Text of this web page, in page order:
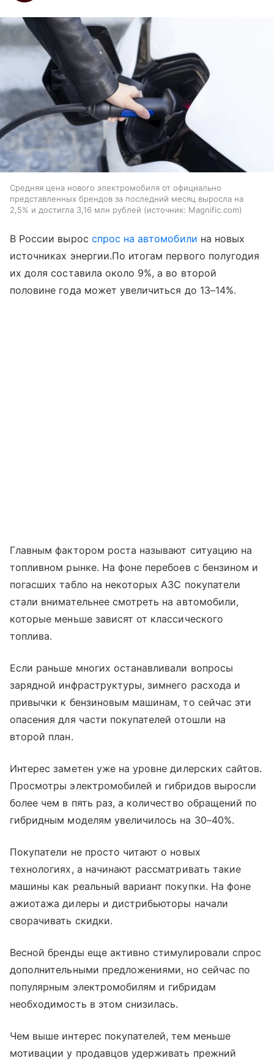
Средняя цена нового электромобиля от официально
представленных брендов за последний месяц выросла на
2,5% и достигла 3,16 млн рублей
источник: Magnific.com
В России вырос спрос на автомобили на новых
источниках энергии.По итогам первого полугодия
их доля составила около 9%, а во второй
половине года может увеличиться до 13–14%.
Главным фактором роста называют ситуацию на
топливном рынке. На фоне перебоев с бензином и
погасших табло на некоторых АЗС покупатели
стали внимательнее смотреть на автомобили,
которые меньше зависят от классического
топлива.
Если раньше многих останавливали вопросы
зарядной инфраструктуры, зимнего расхода и
привычки к бензиновым машинам, то сейчас эти
опасения для части покупателей отошли на
второй план.
Интерес заметен уже на уровне дилерских сайтов.
Просмотры электромобилей и гибридов выросли
более чем в пять раз, а количество обращений по
гибридным моделям увеличилось на 30–40%.
Покупатели не просто читают о новых
технологиях, а начинают рассматривать такие
машины как реальный вариант покупки. На фоне
ажиотажа дилеры и дистрибьюторы начали
сворачивать скидки.
Весной бренды еще активно стимулировали спрос
дополнительными предложениями, но сейчас по
популярным электромобилям и гибридам
необходимость в этом снизилась.
Чем выше интерес покупателей, тем меньше
мотивации у продавцов удерживать прежний